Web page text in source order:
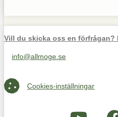
Vill du skicka oss en förfrågan?
Maila oss på info@allmoge.se
info@allmoge.se
Cookies-inställningar
Cookies-inställningar